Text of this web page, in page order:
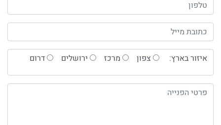
איזור בארץ: צפון מרכז ירושלים דרום